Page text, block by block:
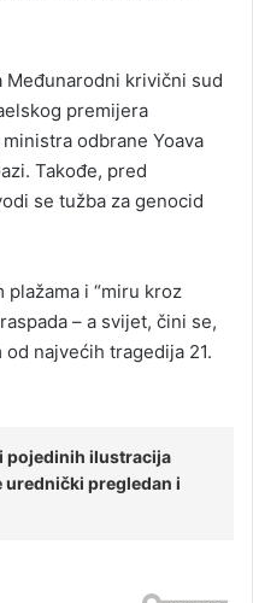
Međunarodni krivični sud
premijera
odbrane Yoava
Takođe, pred
se tužba za genocid
i “miru kroz
– a svijet, čini se,
najvećih tragedija 21.
pojedinih ilustracija
urednički pregledan i